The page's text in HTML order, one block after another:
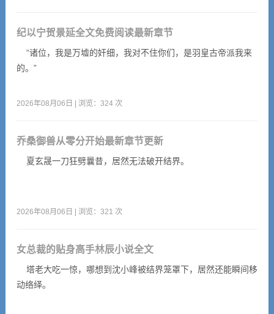
纪以宁贺景延全文免费阅读最新章节
“诸位，我是万墟的奸细，我对不住你们，是羽皇古帝派我来
的。”
2026年08月06日 | 浏览：324 次
乔桑御兽从零分开始最新章节更新
夏玄晟一刀狂劈曩昔，居然无法破开结界。
2026年08月06日 | 浏览：321 次
女总裁的贴身高手林辰小说全文
塔老大吃一惊，哪想到沈小峰被结界笼罩下，居然还能瞬间移
动络绎。